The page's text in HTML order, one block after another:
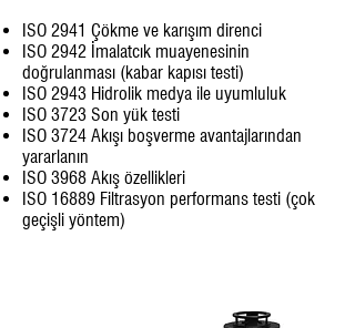
ISO 2941 Çökme ve karışım direnci
ISO 2942 İmalatcık muayenesinin
doğrulanması (kabar kapısı testi)
ISO 2943 Hidrolik medya ile uyumluluk
ISO 3723 Son yük testi
ISO 3724 Akışı boşverme avantajlarından
yararlanın
ISO 3968 Akış özellikleri
ISO 16889 Filtrasyon performans testi (çok
geçişli yöntem)